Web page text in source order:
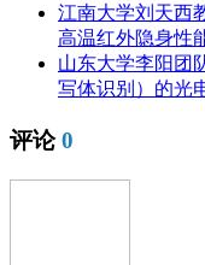
江南大学刘天西
高温红外隐身性
山东大学李阳团
写体识别）的光
评论0